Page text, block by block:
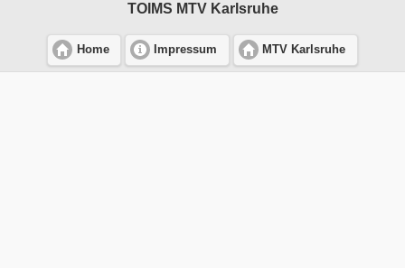
TOIMS MTV Karlsruhe
Home Impressum MTV Karlsruhe